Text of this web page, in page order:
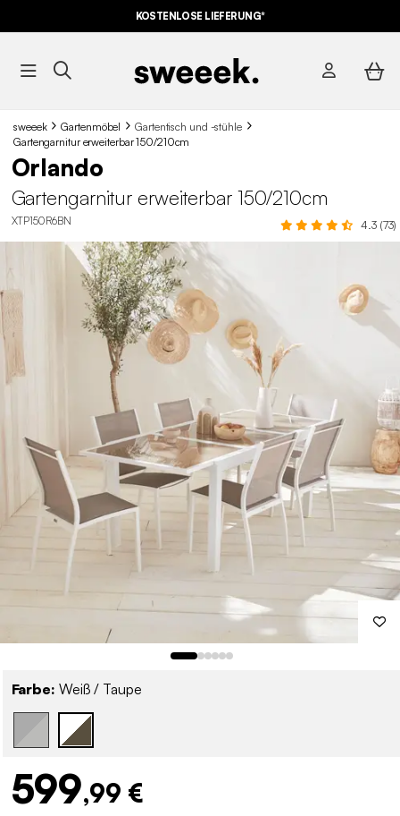
KOSTENLOSE LIEFERUNG*
sweeek Gartenmöbel
Gartentisch und -stühle
Gartengarnitur erweiterbar 150/210cm
Orlando
Gartengarnitur erweiterbar 150/210cm
XTP150R6BN 4.3 (73)
Farbe: Weiß / Taupe
599,99 €